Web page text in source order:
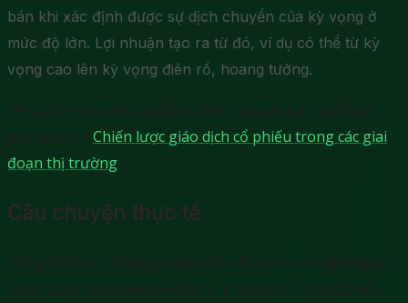
bán khi xác định được sự dịch chuyển của kỳ vọng ở
mức độ lớn. Lợi nhuận tạo ra từ đó, ví dụ có thể từ kỳ
vọng cao lên kỳ vọng điên rồ, hoang tưởng.
Để cụ thể hơn việc xác định điểm mua và bán, mời bạn
đọc tiếp bài: Chiến lược giáo dịch cổ phiếu trong các giai
đoạn thị trường.
Câu chuyện thực tế
Số người chơi chứng khoán lỗ là rất nhiều. Họ làm ngược
hoàn toàn các nguyên lí đầu tư phía trên. Có vài dữ liệu